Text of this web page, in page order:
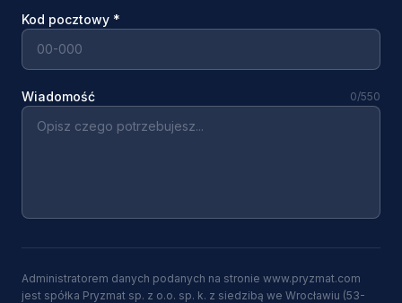
Kod pocztowy *
Wiadomość 0/550
Administratorem danych podanych na stronie www.pryzmat.com
jest spółka Pryzmat sp. z o.o. sp. k. z siedzibą we Wrocławiu (53-